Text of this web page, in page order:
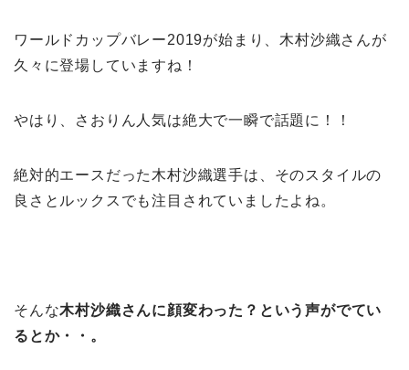
ワールドカップバレー2019が始まり、木村沙織さんが
久々に登場していますね！
やはり、さおりん人気は絶大で一瞬で話題に！！
絶対的エースだった木村沙織選手は、そのスタイルの
良さとルックスでも注目されていましたよね。
そんな木村沙織さんに顔変わった？という声がでてい
るとか・・。